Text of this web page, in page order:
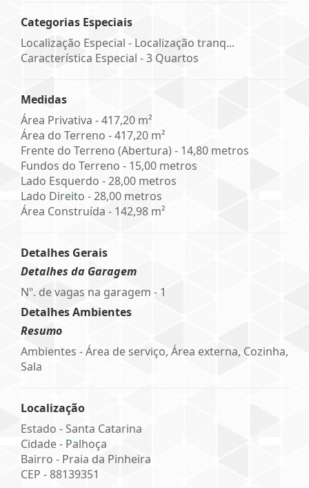
Categorias Especiais
Localização Especial - Localização tranq...
Característica Especial - 3 Quartos
Medidas
Área Privativa - 417,20 m²
Área do Terreno - 417,20 m²
Frente do Terreno (Abertura) - 14,80 metros
Fundos do Terreno - 15,00 metros
Lado Esquerdo - 28,00 metros
Lado Direito - 28,00 metros
Área Construída - 142,98 m²
Detalhes Gerais
Detalhes da Garagem
Nº. de vagas na garagem - 1
Detalhes Ambientes
Resumo
Ambientes - Área de serviço, Área externa, Cozinha,
Sala
Localização
Estado -Santa Catarina
Cidade - Palhoça
Bairro - Praia da Pinheira
CEP -88139351